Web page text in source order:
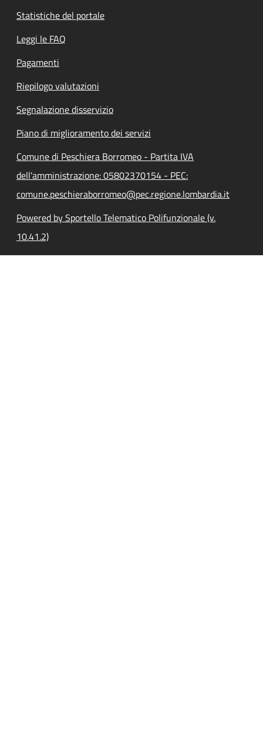
Statistiche del portale
Leggi le FAQ
Pagamenti
Riepilogo valutazioni
Segnalazione disservizio
Piano di miglioramento dei servizi
Comune di Peschiera Borromeo - Partita IVA
dell'amministrazione: 05802370154 - PEC:
comune.peschieraborromeo@pec.regione.lombardia.it
Powered by Sportello Telematico Polifunzionale (v.
10.41.2)